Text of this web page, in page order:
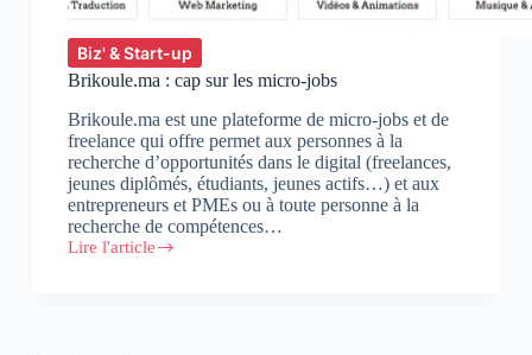
Biz' & Start-up
Brikoule.ma : cap sur les micro-jobs
Brikoule.ma est une plateforme de micro-jobs et de
freelance qui offre permet aux personnes à la
recherche d’opportunités dans le digital (freelances,
jeunes diplômés, étudiants, jeunes actifs…) et aux
entrepreneurs et PMEs ou à toute personne à la
recherche de compétences…
Lire l'article
Brikoule.ma